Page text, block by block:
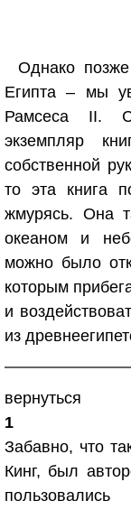
Однако
Египта – мы
Рамсеса II.
экземпляр
собственной
то эта книга
жмурясь. Она
океаном и
можно было
которым
и
из
вернуться
1
Забавно, что
Кинг, был